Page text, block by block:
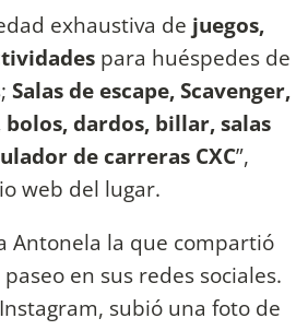
exhaustiva de juegos,
para huéspedes de
Salas de escape, Scavenger,
dardos, billar, salas
de carreras CXC”,
web del lugar.
Antonela la que compartió
en sus redes sociales.
subió una foto de